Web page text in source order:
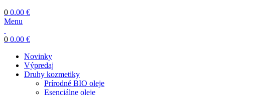
0 0.00 €
Menu
0 0.00 €
Novinky
Výpredaj
Druhy kozmetiky
Prírodné BIO oleje
Esenciálne oleje